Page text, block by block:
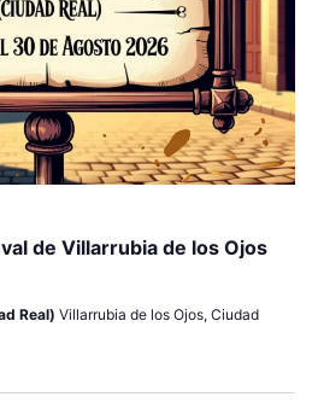
n
d
e
b
ú
s
u
e
v
i
s
de Villarrubia de los Ojos
Real) Villarrubia de los Ojos, Ciudad